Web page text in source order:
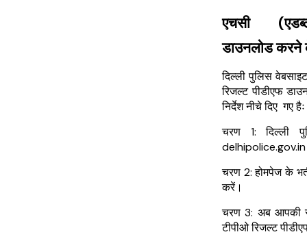
एचसी
डाउनलोड
दिल्ली पुलिस
रिजल्ट पीडीएफ
निर्देश नीचे दिए गए हैः
चरण 1: दिल्ली
delhipolice.gov.in
चरण 2: होमपेज के
करें।
चरण 3: अब आपकी
टीपीओरिजल्ट